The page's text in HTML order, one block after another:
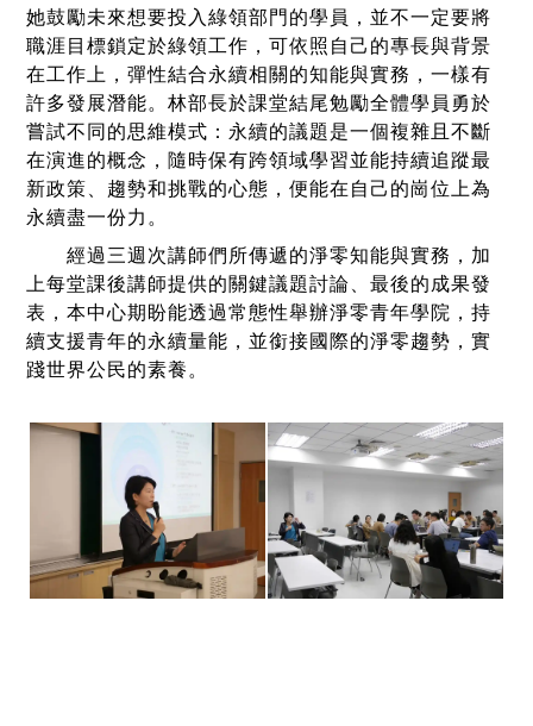
她鼓勵未來想要投入綠領部門的學員，並不一定要將
職涯目標鎖定於綠領工作，可依照自己的專長與背景
在工作上，彈性結合永續相關的知能與實務，一樣有
許多發展潛能。林部長於課堂結尾勉勵全體學員勇於
嘗試不同的思維模式：永續的議題是一個複雜且不斷
在演進的概念，隨時保有跨領域學習並能持續追蹤最
新政策、趨勢和挑戰的心態，便能在自己的崗位上為
永續盡一份力。
經過三週次講師們所傳遞的淨零知能與實務，加
上每堂課後講師提供的關鍵議題討論、最後的成果發
表，本中心期盼能透過常態性舉辦淨零青年學院，持
續支援青年的永續量能，並銜接國際的淨零趨勢，實
踐世界公民的素養。